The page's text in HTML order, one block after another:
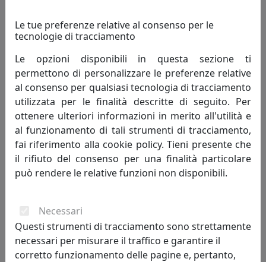
507,00 €
MemeDesign
507,00 €
Le tue preferenze relative al consenso per le
tecnologie di tracciamento
Le opzioni disponibili in questa sezione ti
permettono di personalizzare le preferenze relative
al consenso per qualsiasi tecnologia di tracciamento
utilizzata per le finalità descritte di seguito. Per
ottenere ulteriori informazioni in merito all'utilità e
al funzionamento di tali strumenti di tracciamento,
fai riferimento alla cookie policy. Tieni presente che
il rifiuto del consenso per una finalità particolare
può rendere le relative funzioni non disponibili.
Necessari
Questi strumenti di tracciamento sono strettamente
necessari per misurare il traffico e garantire il
corretto funzionamento delle pagine e, pertanto,